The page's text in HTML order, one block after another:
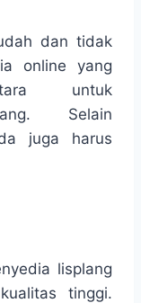
dan tidak
online yang
untuk
Selain
juga harus
lisplang
tinggi.